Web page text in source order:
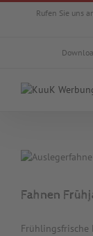
Zum
Rufen Sie uns
Fahnen
Frühlingsfrische